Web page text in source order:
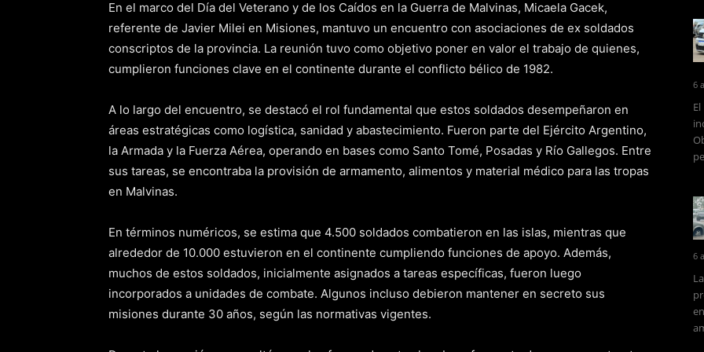
En el marco del Día del Veterano y de los Caídos en la Guerra de Malvinas, Micaela Gacek,
referente de Javier Milei en Misiones, mantuvo un encuentro con asociaciones de ex soldados
conscriptos de la provincia. La reunión tuvo como objetivo poner en valor el trabajo de quienes,
cumplieron funciones clave en el continente durante el conflicto bélico de 1982.
A lo largo del encuentro, se destacó el rol fundamental que estos soldados desempeñaron en
áreas estratégicas como logística, sanidad y abastecimiento. Fueron parte del Ejército Argentino,
la Armada y la Fuerza Aérea, operando en bases como Santo Tomé, Posadas y Río Gallegos. Entre
sus tareas, se encontraba la provisión de armamento, alimentos y material médico para las tropas
en Malvinas.
En términos numéricos, se estima que 4.500 soldados combatieron en las islas, mientras que
alrededor de 10.000 estuvieron en el continente cumpliendo funciones de apoyo. Además,
muchos de estos soldados, inicialmente asignados a tareas específicas, fueron luego
incorporados a unidades de combate. Algunos incluso debieron mantener en secreto sus
misiones durante 30 años, según las normativas vigentes.
6
6